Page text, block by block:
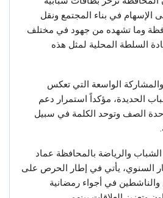
الإسهام في بناء المجتمع ونقل
وما تشهده من جهود في مختلف
السلطة المحلية لمثل هذه
الواسعة التي تعكس
الحديدة، مؤكداً استمرار دعم
الصف وتوحد الكلمة في سبيل
والرياضة بالمحافظة عماد
السنوي، يأتي في إطار الحرص على
والناشطين في أجواء رمضانية